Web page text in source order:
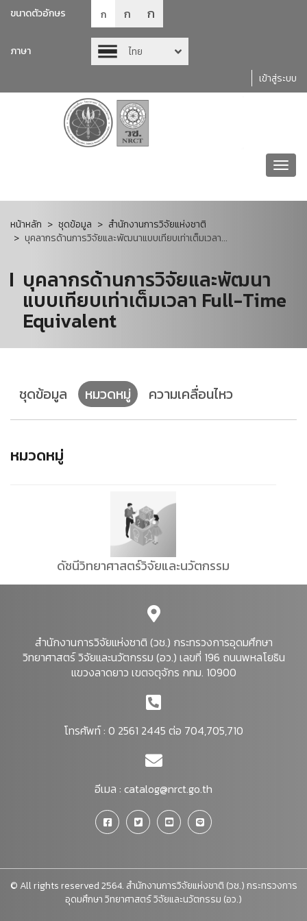
ขนาดตัวอักษร ก ก ก
ภาษา
ไทย
เข้าสู่ระบบ
หน้าหลัก ชุดข้อมูล
สำนักงานการวิจัยแห่งชาติ
บุคลากรด้านการวิจัยและพัฒนาแบบเทียบเท่าเต็มเวลา...
บุคลากรด้านการวิจัยและพัฒนา
แบบเทียบเท่าเต็มเวลา Full-Time
Equivalent
ชุดข้อมูล หมวดหมู่ ความเคลื่อนไหว
หมวดหมู่
ดัชนีวิทยาศาสตร์วิจัยและนวัตกรรม
สำนักงานการวิจัยแห่งชาติ (วช.) กระทรวงการอุดมศึกษา
วิทยาศาสตร์ วิจัยและนวัตกรรม (อว.) เลขที่ 196 ถนนพหลโยธิน
แขวงลาดยาว เขตจตุจักร กทม. 10900
โทรศัพท์ : 0 2561 2445 ต่อ 704,705,710
อีเมล : catalog@nrct.go.th
© All rights reserved 2564. สำนักงานการวิจัยแห่งชาติ (วช.) กระทรวงการ
อุดมศึกษา วิทยาศาสตร์ วิจัยและนวัตกรรม (อว.)